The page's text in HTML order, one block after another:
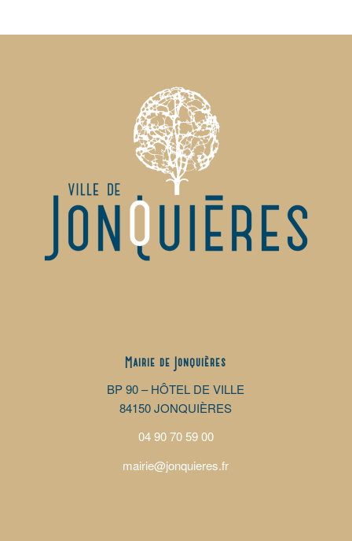
Mairie de Jonquières
BP 90 – HÔTEL DE VILLE
84150 JONQUIÈRES
04 90 70 59 00
mairie@jonquieres.fr